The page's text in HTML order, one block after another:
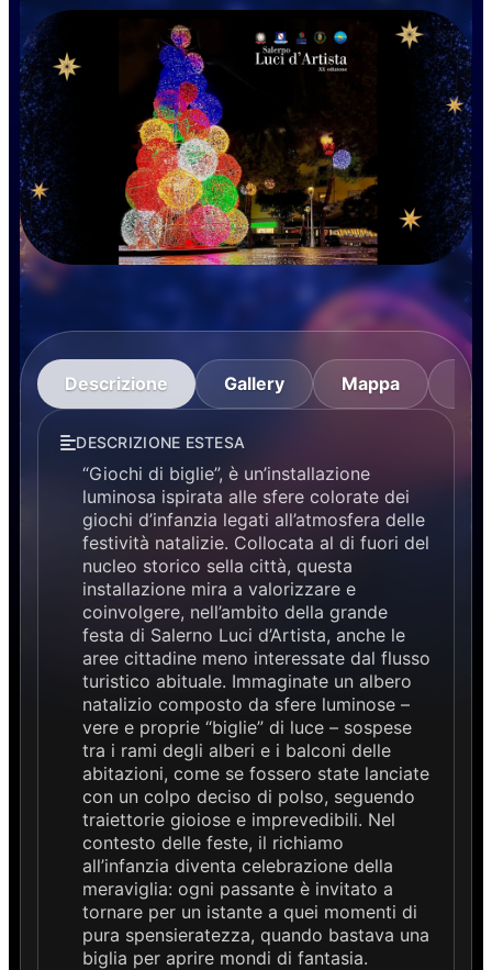
Descrizione Gallery Mappa
DESCRIZIONE ESTESA
“Giochi di biglie”, è un’installazione
luminosa ispirata alle sfere colorate dei
giochi d’infanzia legati all’atmosfera delle
festività natalizie. Collocata al di fuori del
nucleo storico sella città, questa
installazione mira a valorizzare e
coinvolgere, nell’ambito della grande
festa di Salerno Luci d’Artista, anche le
aree cittadine meno interessate dal flusso
turistico abituale. Immaginate un albero
natalizio composto da sfere luminose –
vere e proprie “biglie” di luce – sospese
tra i rami degli alberi e i balconi delle
abitazioni, come se fossero state lanciate
con un colpo deciso di polso, seguendo
traiettorie gioiose e imprevedibili. Nel
contesto delle feste, il richiamo
all’infanzia diventa celebrazione della
meraviglia: ogni passante è invitato a
tornare per un istante a quei momenti di
pura spensieratezza, quando bastava una
biglia per aprire mondi di fantasia.